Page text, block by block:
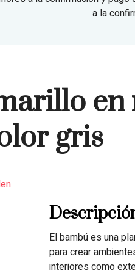
a la
gris
El bambú es una
para crear
interiores como